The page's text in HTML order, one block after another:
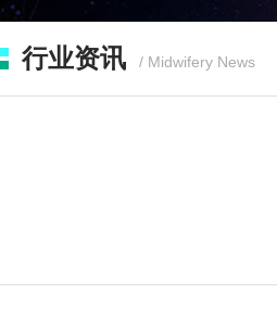
行业资讯 / Midwifery News